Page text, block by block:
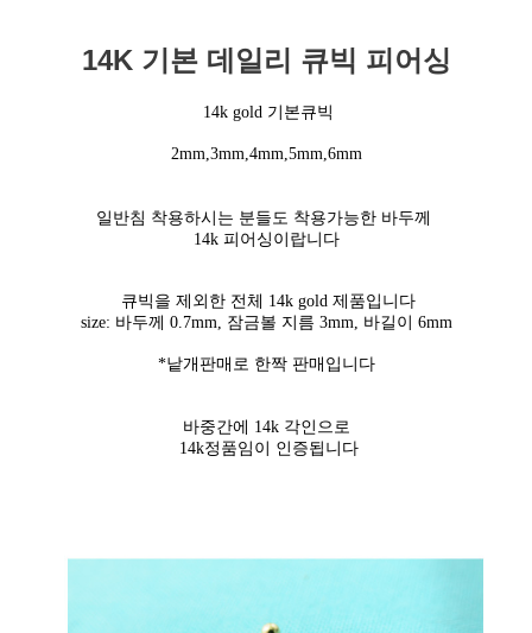
14K 기본 데일리 큐빅 피어싱
14k gold 기본큐빅
2mm,3mm,4mm,5mm,6mm
일반침 착용하시는 분들도 착용가능한 바두께
14k 피어싱이랍니다
큐빅을 제외한 전체 14k gold 제품입니다
size: 바두께 0.7mm, 잠금볼 지름 3mm, 바길이 6mm
*낱개판매 로 한짝 판매입니다
바중간에 14k 각인으로
14k정품임이 인증됩니다